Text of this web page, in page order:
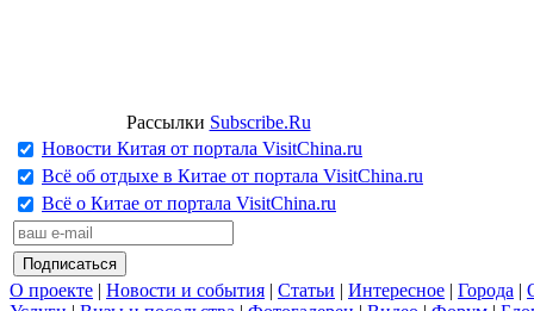
Рассылки Subscribe.Ru
Новости Китая от портала VisitChina.ru
Всё об отдыхе в Китае от портала VisitChina.ru
Всё о Китае от портала VisitChina.ru
О проекте | Новости и события | Статьи | Интересное | Города |